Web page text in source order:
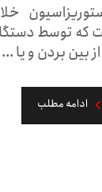
که توسط
بین بردن و یا ...
ادامه مطلب